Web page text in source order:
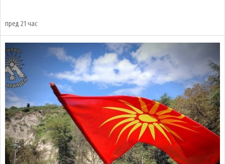
пред 21 час